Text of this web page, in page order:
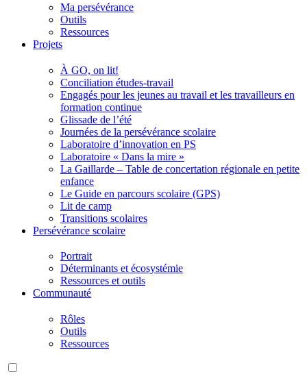
Ma persévérance
Outils
Ressources
Projets
À GO, on lit!
Conciliation études-travail
Engagés pour les jeunes au travail et les travailleurs en
formation continue
Glissade de l’été
Journées de la persévérance scolaire
Laboratoire d’innovation en PS
Laboratoire « Dans la mire »
La Gaillarde – Table de concertation régionale en petite
enfance
Le Guide en parcours scolaire (GPS)
Lit de camp
Transitions scolaires
Persévérance scolaire
Portrait
Déterminants et écosystémie
Ressources et outils
Communauté
Rôles
Outils
Ressources